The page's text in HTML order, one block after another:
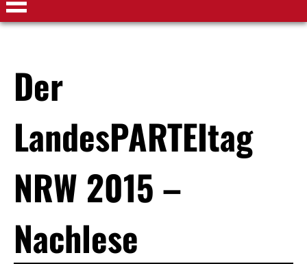
Der
LandesPARTEItag
NRW 2015 –
Nachlese